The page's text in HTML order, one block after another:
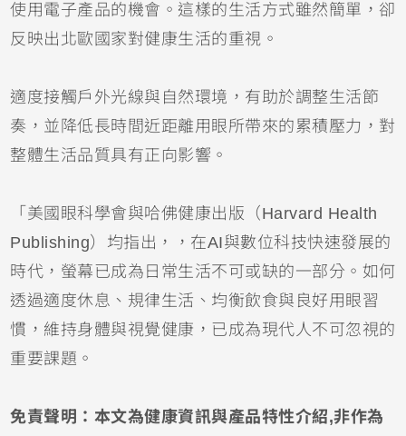
使用電子產品的機會。這樣的生活方式雖然簡單，卻
反映出北歐國家對健康生活的重視。
適度接觸戶外光線與自然環境，有助於調整生活節
奏，並降低長時間近距離用眼所帶來的累積壓力，對
整體生活品質具有正向影響。
「美國眼科學會與哈佛健康出版（Harvard Health
Publishing）均指出，，在AI與數位科技快速發展的
時代，螢幕已成為日常生活不可或缺的一部分。如何
透過適度休息、規律生活、均衡飲食與良好用眼習
慣，維持身體與視覺健康，已成為現代人不可忽視的
重要課題。
免責聲明：本文為健康資訊與產品特性介紹,非作為